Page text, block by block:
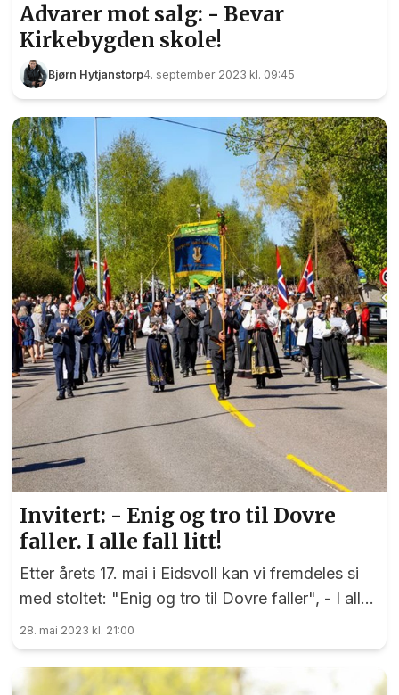
Advarer mot salg: - Bevar
Kirkebygden skole!
Bjørn Hytjanstorp4. september 2023 kl. 09:45
Invitert: - Enig og tro til Dovre
faller. I alle fall litt!
Etter årets 17. mai i Eidsvoll kan vi fremdeles si
med stoltet: "Enig og tro til Dovre faller", - I alle
fall litt, skriver Tove Kjellerød i vår invitert-spalte.
28. mai 2023 kl. 21:00